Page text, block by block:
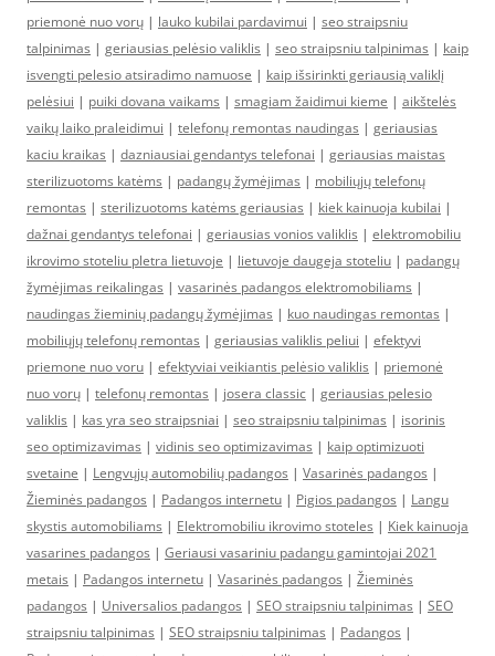
priemonė nuo vorų | lauko kubilai pardavimui | seo straipsniu
talpinimas | geriausias pelėsio valiklis | seo straipsniu talpinimas | kaip
isvengti pelesio atsiradimo namuose | kaip išsirinkti geriausią valiklį
pelėsiui | puiki dovana vaikams | smagiam žaidimui kieme | aikštelės
vaikų laiko praleidimui | telefonų remontas naudingas | geriausias
kaciu kraikas | dazniausiai gendantys telefonai | geriausias maistas
sterilizuotoms katėms | padangų žymėjimas | mobiliųjų telefonų
remontas | sterilizuotoms katėms geriausias | kiek kainuoja kubilai |
dažnai gendantys telefonai | geriausias vonios valiklis | elektromobiliu
ikrovimo stoteliu pletra lietuvoje | lietuvoje daugeja stoteliu | padangų
žymėjimas reikalingas | vasarinės padangos elektromobiliams |
naudingas žieminių padangų žymėjimas | kuo naudingas remontas |
mobiliųjų telefonų remontas | geriausias valiklis peliui | efektyvi
priemone nuo voru | efektyviai veikiantis pelėsio valiklis | priemonė
nuo vorų | telefonų remontas | josera classic | geriausias pelesio
valiklis | kas yra seo straipsniai | seo straipsniu talpinimas | isorinis
seo optimizavimas | vidinis seo optimizavimas | kaip optimizuoti
svetaine | Lengvųjų automobilių padangos | Vasarinės padangos |
Žieminės padangos | Padangos internetu | Pigios padangos | Langu
skystis automobiliams | Elektromobiliu ikrovimo stoteles | Kiek kainuoja
vasarines padangos | Geriausi vasariniu padangu gamintojai 2021
metais | Padangos internetu | Vasarinės padangos | Žieminės
padangos | Universalios padangos | SEO straipsniu talpinimas | SEO
straipsniu talpinimas | SEO straipsniu talpinimas | Padangos |